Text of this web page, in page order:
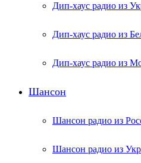
Дип-хаус радио из
Дип-хаус радио из
Дип-хаус радио из
Шансон
Шансон радио из
Шансон радио из